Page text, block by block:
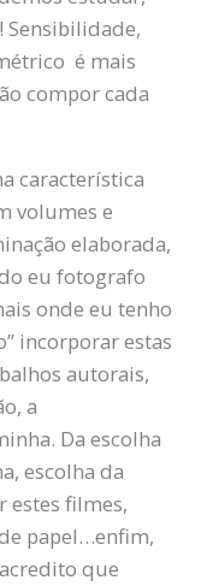
Sensibilidade,
é mais
compor cada
característica
volumes e
elaborada,
eu fotografo
onde eu tenho
incorporar estas
autorais,
a
Da escolha
escolha da
estes filmes,
papel…enfim,
que